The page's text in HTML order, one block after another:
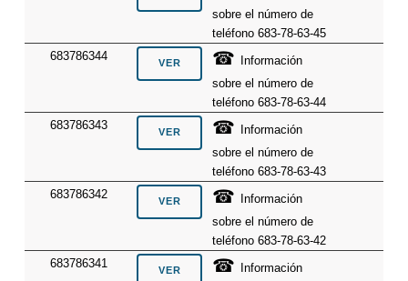
sobre el número de
teléfono 683-78-63-45
683786344
☎
Información
sobre el número de
teléfono 683-78-63-44
683786343
☎
Información
sobre el número de
teléfono 683-78-63-43
683786342
☎
Información
sobre el número de
teléfono 683-78-63-42
683786341
☎ Información